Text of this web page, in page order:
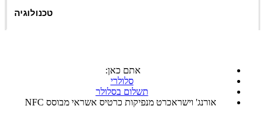
טכנולוגיה
אתם כאן:
סלולרי
תשלום בסלולר
אורנג' וישראכרט מנפיקות כרטיס אשראי מבוסס NFC